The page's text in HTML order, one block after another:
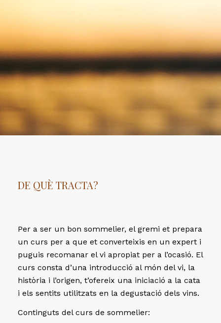
DE QUÈ TRACTA?
Per a ser un bon sommelier, el gremi et prepara
un curs per a que et converteixis en un expert i
puguis recomanar el vi apropiat per a l’ocasió. El
curs consta d’una introducció al món del vi, la
història i l’origen, t’ofereix una iniciació a la cata
i els sentits utilitzats en la degustació dels vins.
Continguts del curs de sommelier: